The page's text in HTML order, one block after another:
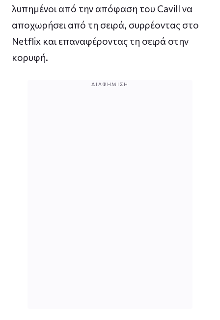
λυπημένοι από την απόφαση του Cavill να
αποχωρήσει από τη σειρά, συρρέοντας στο
Netflix και επαναφέροντας τη σειρά στην
κορυφή.
ΔΙΑΦΉΜΙΣΗ